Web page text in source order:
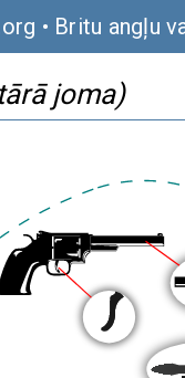
• Britu angļu
joma)